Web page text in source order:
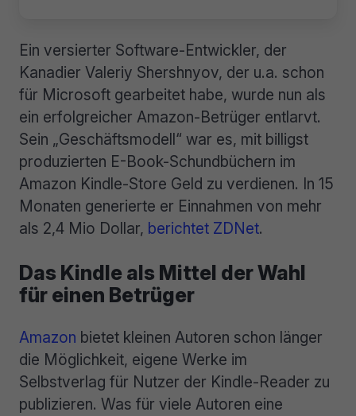
Ein versierter Software-Entwickler, der
Kanadier Valeriy Shershnyov, der u.a. schon
für Microsoft gearbeitet habe, wurde nun als
ein erfolgreicher Amazon-Betrüger entlarvt.
Sein „Geschäftsmodell“ war es, mit billigst
produzierten E-Book-Schundbüchern im
Amazon Kindle-Store Geld zu verdienen. In 15
Monaten generierte er Einnahmen von mehr
als 2,4 Mio Dollar, berichtet ZDNet.
Das Kindle als Mittel der Wahl
für einen Betrüger
Amazon bietet kleinen Autoren schon länger
die Möglichkeit, eigene Werke im
Selbstverlag für Nutzer der Kindle-Reader zu
publizieren. Was für viele Autoren eine